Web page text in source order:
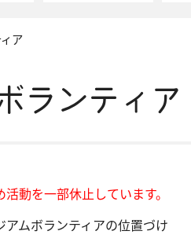
ア
ボランティア
動を一部休止しています。
ムボランティアの位置づけ